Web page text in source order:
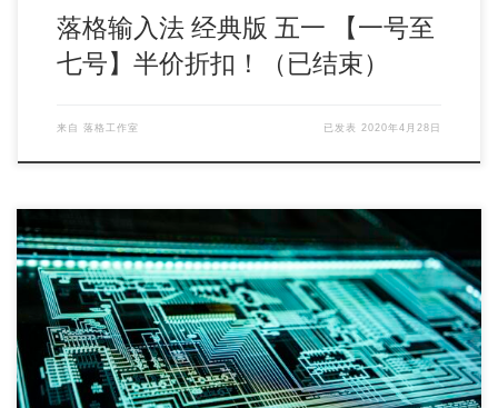
落格输入法 经典版 五一 【一号至
七号】半价折扣！（已结束）
来自 落格工作室 已发表 2020年4月28日
落格工作室于 3 月 30 日得到消息——落格输入法 X 订阅遭到破
解，恶意用户可修改苹果购买回执（ […]